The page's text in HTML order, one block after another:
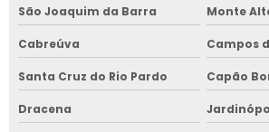
São Joaquim da Barra Monte
Cabreúva Campos
Santa Cruz do Rio Pardo Capão
Dracena